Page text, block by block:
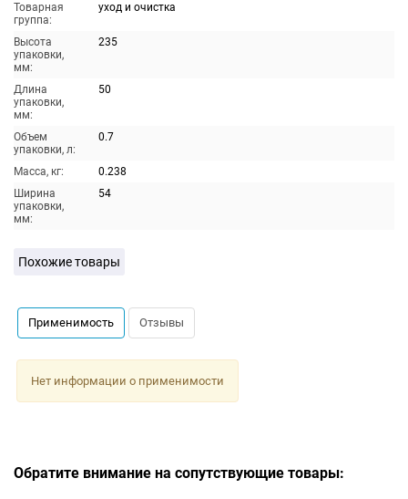
Товарная
группа:
уход и очистка
Высота
упаковки,
мм:
235
Длина
упаковки,
мм:
50
Объем
упаковки, л:
0.7
Масса, кг:
0.238
Ширина
упаковки,
мм:
54
Похожие товары
Применимость Отзывы
Нет информации о применимости
Обратите внимание на сопутствующие товары: